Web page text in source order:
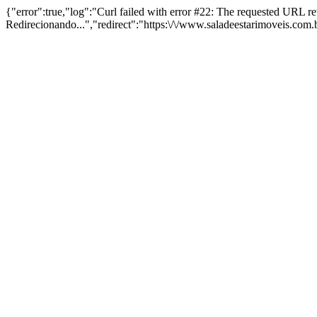
{"error":true,"log":"Curl failed with error #22: The requested URL
Redirecionando...","redirect":"https:\/\/